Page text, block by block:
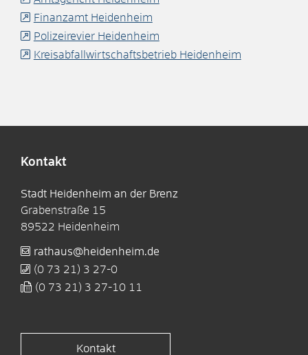
Finanzamt Heidenheim
Polizeirevier Heidenheim
Kreisabfallwirtschaftsbetrieb Heidenheim
Kontakt
Stadt Heidenheim an der Brenz
Grabenstraße 15
89522 Heidenheim
rathaus@heidenheim.de
(0 73 21) 3 27-0
(0 73 21) 3 27-10 11
Kontakt